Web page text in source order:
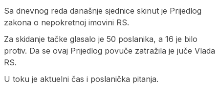
Sa dnevnog reda današnje sjednice skinut je Prijedlog
zakona o nepokretnoj imovini RS.
Za skidanje tačke glasalo je 50 poslanika, a 16 je bilo
protiv. Da se ovaj Prijedlog povuče zatražila je juče Vlada
RS.
U toku je aktuelni čas i poslanička pitanja.